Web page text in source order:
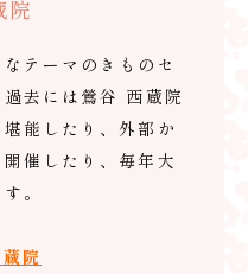
院
テーマのきものセ
去には鶯谷 西蔵院
能したり、外部か
催したり、毎年大
。
院